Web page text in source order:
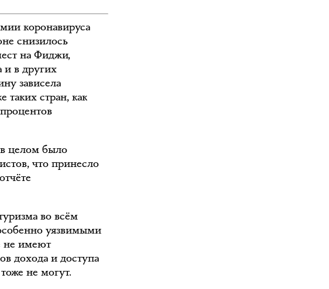
коронавируса
снизилось
на Фиджи,
и в других
зависела
таких стран, как
в целом было
что принесло
во всём
уязвимыми
не имеют
дохода и доступа
не могут.